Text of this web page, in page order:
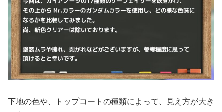
下地の色や、トップコートの種類によって、見え方が大き